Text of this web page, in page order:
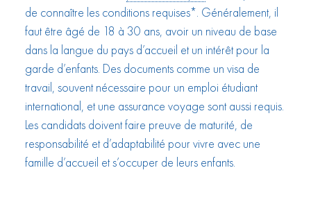
de connaître les conditions requises*. Généralement, il
faut être âgé de 18 à 30 ans, avoir un niveau de base
dans la langue du pays d’accueil et un intérêt pour la
garde d’enfants. Des documents comme un visa de
travail, souvent nécessaire pour un emploi étudiant
international, et une assurance voyage sont aussi requis.
Les candidats doivent faire preuve de maturité, de
responsabilité et d’adaptabilité pour vivre avec une
famille d’accueil et s’occuper de leurs enfants.